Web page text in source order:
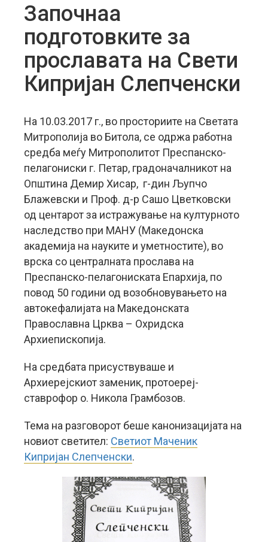
Започнаа
подготовките за
прославата на Свети
Кипријан Слепченски
На 10.03.2017 г., во просториите на Светата
Митрополија во Битола, се одржа работна
средба меѓу Митрополитот Преспанско-
пелагониски г. Петар, градоначалникот на
Општина Демир Хисар, г-дин Љупчо
Блажевски и Проф. д-р Сашо Цветковски
од центарот за истражување на културното
наследство при МАНУ (Македонска
академија на науките и уметностите), во
врска со централната прослава на
Преспанско-пелагониската Епархија, по
повод 50 години од возобновувањето на
автокефалијата на Македонската
Православна Црква – Охридска
Архиепископија.
На средбата присуствуваше и
Архиерејскиот заменик, протоереј-
ставрофор о. Никола Грамбозов.
Тема на разговорот беше канонизацијата на
новиот светител: Светиот Маченик
Кипријан Слепченски.